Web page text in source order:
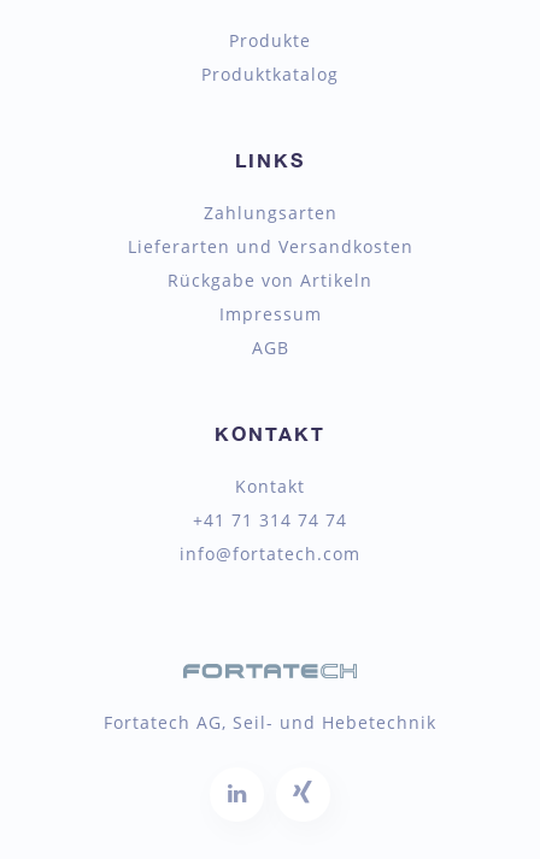
Produkte
Produktkatalog
LINKS
Zahlungsarten
Lieferarten und Versandkosten
Rückgabe von Artikeln
Impressum
AGB
KONTAKT
Kontakt
+41 71 314 74 74
info@fortatech.com
Fortatech AG, Seil- und Hebetechnik